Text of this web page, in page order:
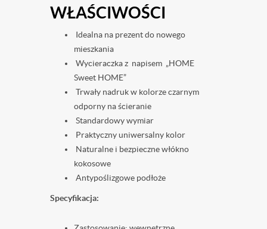
WŁAŚCIWOŚCI
Idealna na prezent do nowego
mieszkania
Wycieraczka z napisem „HOME
Sweet HOME”
Trwały nadruk w kolorze czarnym
odporny na ścieranie
Standardowy wymiar
Praktyczny uniwersalny kolor
Naturalne i bezpieczne włókno
kokosowe
Antypoślizgowe podłoże
Specyfikacja: